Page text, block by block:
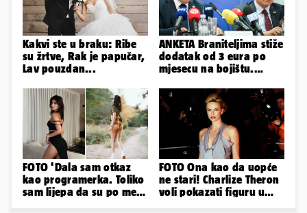
Kakvi ste u braku: Ribe
su žrtve, Rak je papučar,
Lav pouzdan...
ANKETA Braniteljima stiže
dodatak od 3 eura po
mjesecu na bojištu.
FOTO 'Dala sam otkaz
kao programerka. Toliko
sam lijepa da su po meni
FOTO Ona kao da uopće
ne stari! Charlize Theron
voli pokazati figuru u